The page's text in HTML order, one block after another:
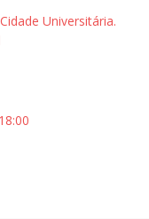
Universitária.